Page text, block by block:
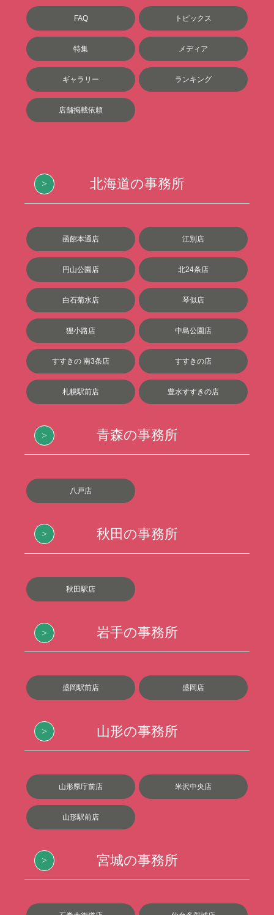
FAQ トピックス
特集 メディア
ギャラリー ランキング
店舗掲載依頼
北海道の事務所
函館本通店 江別店
円山公園店 北24条店
白石菊水店 琴似店
狸小路店 中島公園店
すすきの 南3条店 すすきの店
札幌駅前店 豊水すすきの店
青森の事務所
八戸店
秋田の事務所
秋田駅店
岩手の事務所
盛岡駅前店 盛岡店
山形の事務所
山形県庁前店 米沢中央店
山形駅前店
宮城の事務所